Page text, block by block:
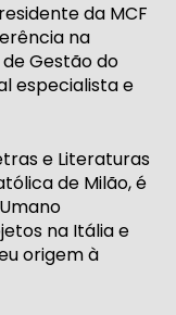
da MCF
na
Gestão do
especialista e
e Literaturas
de Milão, é
na Itália e
origem à